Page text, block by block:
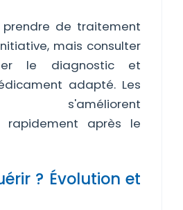
de traitement
mais consulter
le diagnostic et
adapté. Les
s'améliorent
rapidement après le
? Évolution et